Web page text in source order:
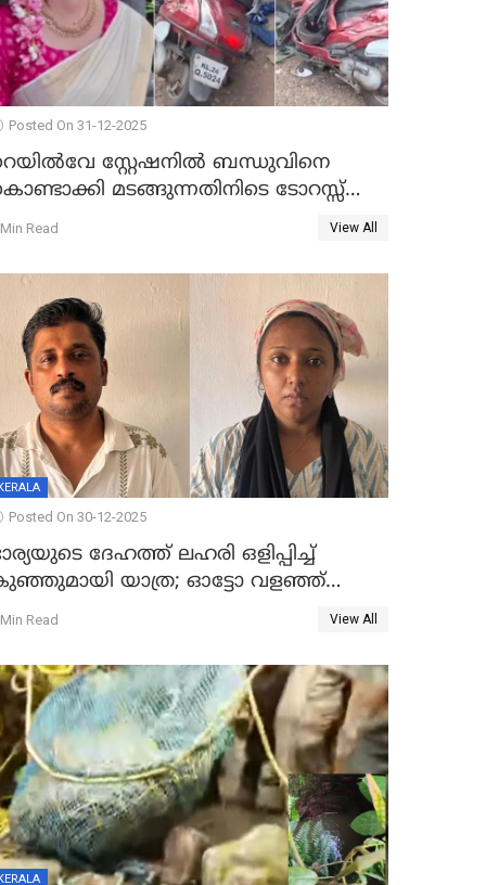
Posted On 31-12-2025
സ്റ്റേഷനിൽ ബന്ധുവിനെ
മടങ്ങുന്നതിനിടെ ടോറസ്സ്
സ്കൂട്ടറിൽ ഇടിച്ചു : യുവതിക്ക്
Read View All
KERALA
Posted On 30-12-2025
ദേഹത്ത് ലഹരി ഒളിപ്പിച്ച്
യാത്ര; ഓട്ടോ വളഞ്ഞ്
പിടികൂടി പൊലീസ്
Read View All
KERALA